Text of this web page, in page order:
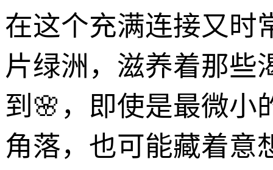
在这个充满连接又时
片绿洲，滋养着那些
到🌸，即使是最微小
角落，也可能藏着意